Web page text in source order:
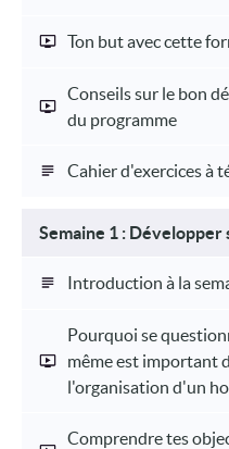
Ton but avec cette
Conseils sur le bon
du programme
Cahier d'exercices à
Semaine 1 : Développer
Introduction à la
Pourquoi se
même est important
l'organisation d'un
Comprendre tes